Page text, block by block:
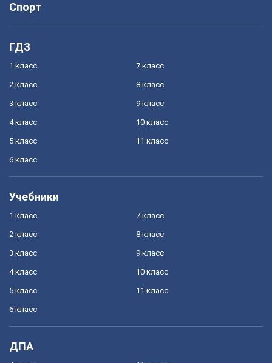
Спорт
ГДЗ
1 класс
2 класс
3 класс
4 класс
5 класс
6 класс
7 класс
8 класс
9 класс
10 класс
11 класс
Учебники
1 класс
2 класс
3 класс
4 класс
5 класс
6 класс
7 класс
8 класс
9 класс
10 класс
11 класс
ДПА